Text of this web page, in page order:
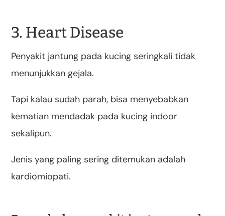
3. Heart Disease
Penyakit jantung pada kucing seringkali tidak
menunjukkan gejala.
Tapi kalau sudah parah, bisa menyebabkan
kematian mendadak pada kucing indoor
sekalipun.
Jenis yang paling sering ditemukan adalah
kardiomiopati.